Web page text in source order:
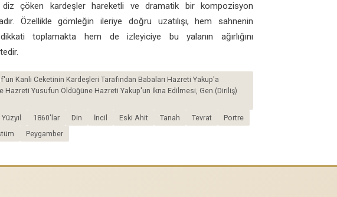
çöken kardeşler hareketli ve dramatik bir kompozisyon
Özellikle gömleğin ileriye doğru uzatılışı, hem sahnenin
toplamakta hem de izleyiciye bu yalanın ağırlığını
Kanlı Ceketinin Kardeşleri Tarafından Babaları Hazreti Yakup'a
Hazreti Yusufun Öldüğüne Hazreti Yakup'un İkna Edilmesi, Gen.(Diriliş)
1860'lar Din İncil Eski Ahit Tanah Tevrat
Portre
Peygamber